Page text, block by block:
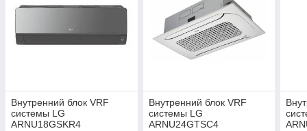
Внутренний блок VRF
системы LG
ARNU18GSKR4
Внутренний блок VRF
системы LG
ARNU24GTSC4